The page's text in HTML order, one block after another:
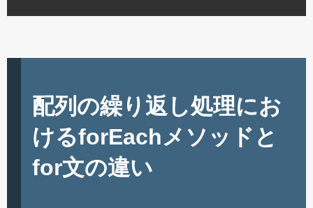
配列の繰り返し処理にお
けるforEachメソッドと
for文の違い